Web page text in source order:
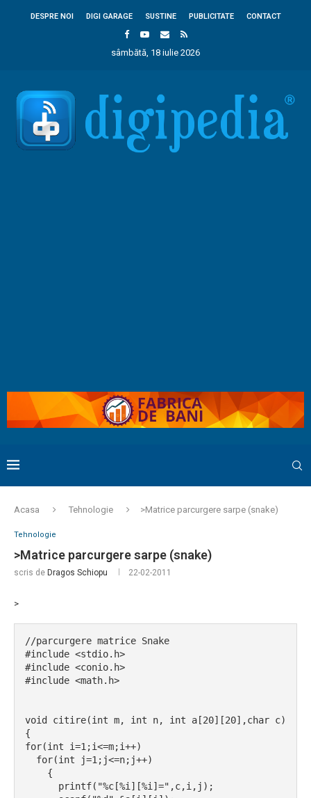
DESPRE NOI DIGI GARAGE SUSTINE PUBLICITATE CONTACT
sâmbătă, 18 iulie 2026
Acasa Tehnologie >Matrice parcurgere sarpe (snake)
Tehnologie
>Matrice parcurgere sarpe (snake)
scris de Dragos Schiopu 22-02-2011
>
//parcurgere matrice Snake
#include <stdio.h>
#include <conio.h>
#include <math.h>
void citire(int m, int n, int a[20][20],char c)
{
for(int i=1;i<=m;i++)
  for(int j=1;j<=n;j++)
    {
      printf("%c[%i][%i]=",c,i,j);